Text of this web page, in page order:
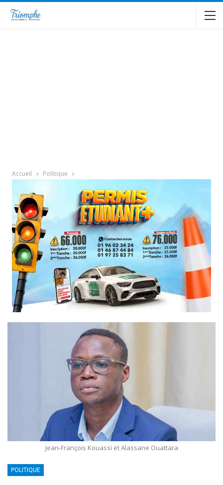
Accueil Politique
Jean-François Kouassi et Alassane Ouattara
POLITIQUE